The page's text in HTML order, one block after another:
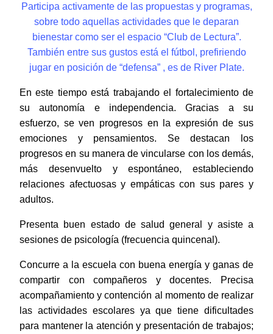
Participa activamente de las propuestas y programas,
sobre todo aquellas actividades que le deparan
bienestar como ser el espacio “Club de Lectura”.
También entre sus gustos está el fútbol, prefiriendo
jugar en posición de “defensa” , es de River Plate.
En este tiempo está trabajando el fortalecimiento de
su autonomía e independencia. Gracias a su
esfuerzo, se ven progresos en la expresión de sus
emociones y pensamientos. Se destacan los
progresos en su manera de vincularse con los demás,
más desenvuelto y espontáneo, estableciendo
relaciones afectuosas y empáticas con sus pares y
adultos.
Presenta buen estado de salud general y asiste a
sesiones de psicología (frecuencia quincenal).
Concurre a la escuela con buena energía y ganas de
compartir con compañeros y docentes. Precisa
acompañamiento y contención al momento de realizar
las actividades escolares ya que tiene dificultades
para mantener la atención y presentación de trabajos;